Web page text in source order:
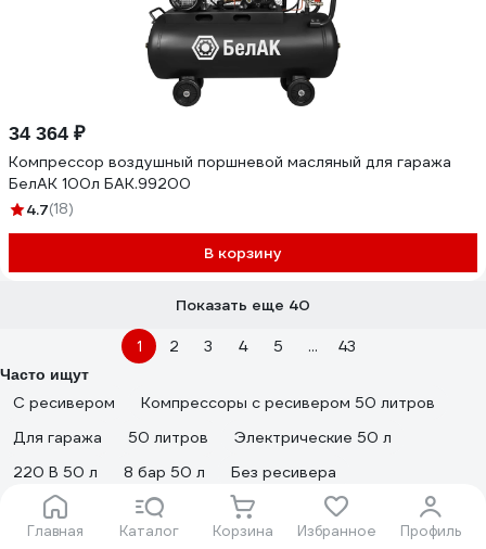
Главная Каталог Корзина Избранное Профиль
34 364 ₽
Компрессор воздушный поршневой масляный для гаража
БелАК 100л БАК.99200
4.7(18)
В корзину
Показать еще 40
1 2 3 4 5 ... 43
Часто ищут
С ресивером
Компрессоры с ресивером 50 литров
Для гаража
50 литров
Электрические 50 л
220 В 50 л
8 бар 50 л
Без ресивера
Универсальные
100 литров
Электрические 100 л
Компрессоры воздушные электрические 220В 100 литров